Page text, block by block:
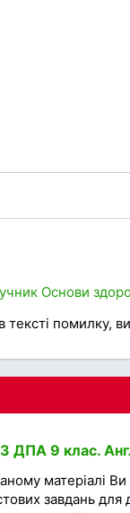
Основи
помилку,
ДПА 9 клас.
матеріалі
завдань для